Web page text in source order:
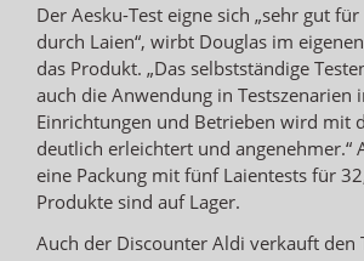
Der Aesku-Test eigne sich „sehr gut
durch Laien“, wirbt Douglas im
das Produkt. „Das selbstständige
auch die Anwendung in Testszenarien
Einrichtungen und Betrieben wird mit
deutlich erleichtert und angenehmer.“
eine Packung mit fünf Laientests für
Produkte sind auf Lager.
Auch der Discounter Aldi verkauft den